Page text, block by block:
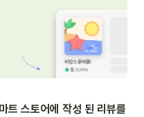
트 스토어에 작성 된 리뷰를